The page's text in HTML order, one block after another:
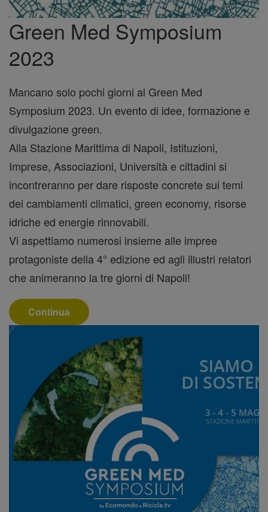
Green Med Symposium
2023
Mancano solo pochi giorni al Green Med
Symposium 2023. Un evento di idee, formazione e
divulgazione green.
Alla Stazione Marittima di Napoli, Istituzioni,
Imprese, Associazioni, Università e cittadini si
incontreranno per dare risposte concrete sui temi
dei cambiamenti climatici, green economy, risorse
idriche ed energie rinnovabili.
Vi aspettiamo numerosi insieme alle impree
protagoniste della 4° edizione ed agli illustri relatori
che animeranno la tre giorni di Napoli!
Continua